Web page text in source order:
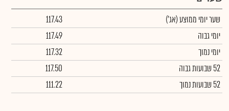
שער יומי ממוצע(אג')
117.43
יומי גבוה
117.49
יומי נמוך
117.32
52 שבועות גבוה
117.50
52 שבועות נמוך
111.22